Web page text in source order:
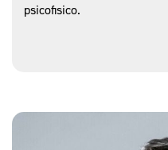
psicofisico.